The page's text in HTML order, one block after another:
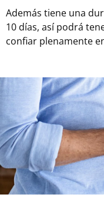
Además tiene una
10 días, así podrá
confiar plenamente